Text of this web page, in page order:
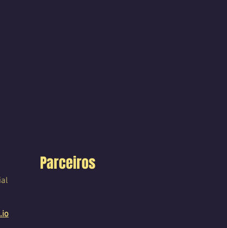
Parceiros